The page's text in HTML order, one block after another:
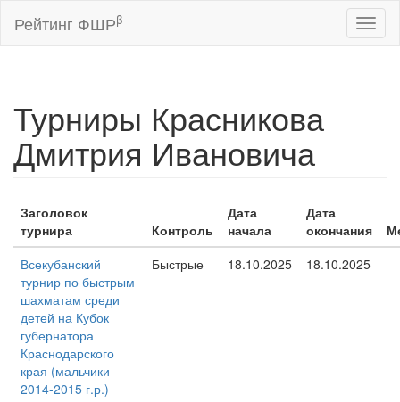
Рейтинг ФШРβ
Турниры Красникова
Дмитрия Ивановича
Заголовок
турнира
Контроль
Дата
начала
Дата
окончания
Всекубанский
турнир по быстрым
шахматам среди
детей на Кубок
губернатора
Краснодарского
края (мальчики
2014-2015 г.р.)
Быстрые 18.10.2025 18.10.2025